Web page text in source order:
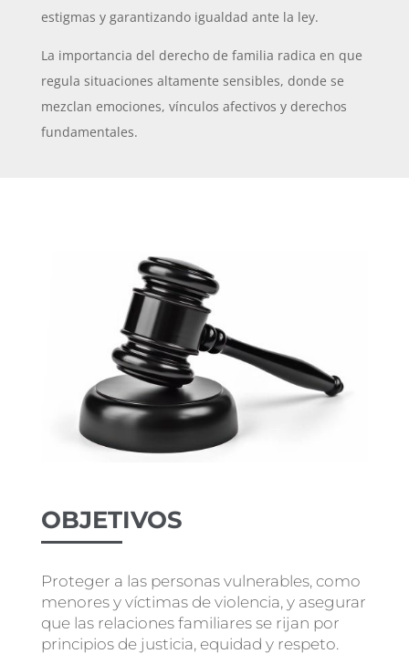
estigmas y garantizando igualdad ante la ley.
La importancia del derecho de familia radica en que
regula situaciones altamente sensibles, donde se
mezclan emociones, vínculos afectivos y derechos
fundamentales.
OBJETIVOS
Proteger a las personas vulnerables, como
menores y víctimas de violencia, y asegurar
que las relaciones familiares se rijan por
principios de justicia, equidad y respeto.